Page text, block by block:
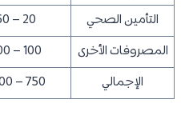
التأمين الصحي
20 – 60 يورو
المصروفات الأخرى
100 – 300 يورو
الإجمالي
750 – 1,800 يورو